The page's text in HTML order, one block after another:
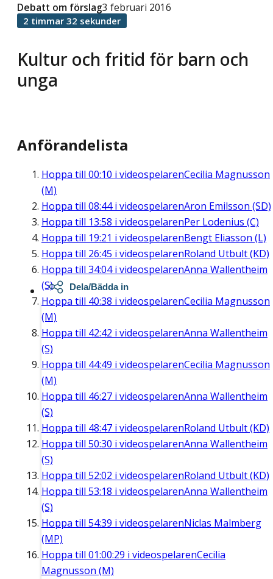
Kultur och fritid för barn och
unga
Debatt om förslag3 februari 2016
2 timmar 32 sekunder
Anförandelista
Hoppa till 00:10 i videospelarenCecilia Magnusson
(M)
Hoppa till 08:44i videospelarenAron Emilsson (SD)
Hoppa till 13:58 i videospelarenPer Lodenius (C)
Hoppa till 19:21 i videospelarenBengt Eliasson (L)
Hoppa till 26:45 i videospelarenRoland Utbult (KD)
Hoppa till 34:04i videospelarenAnna Wallentheim
(S)
Hoppa till 40:38 i videospelarenCecilia Magnusson
(M)
Hoppa till 42:42 i videospelarenAnna Wallentheim
(S)
Hoppa till 44:49 i videospelarenCecilia Magnusson
(M)
Hoppa till 46:27 i videospelarenAnna Wallentheim
(S)
Hoppa till 48:47 i videospelarenRoland Utbult (KD)
Hoppa till 50:30 i videospelarenAnna Wallentheim
(S)
Hoppa till 52:02 i videospelarenRoland Utbult (KD)
Hoppa till 53:18 i videospelarenAnna Wallentheim
(S)
Hoppa till 54:39 i videospelarenNiclas Malmberg
(MP)
Hoppa till 01:00:29 i videospelarenCecilia
Magnusson (M)
Dela/Bädda in